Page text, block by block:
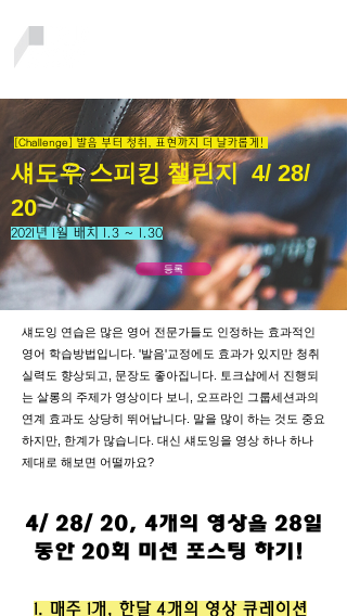
[Challenge] 발음 부터 청취, 표현까지 더 날카롭게!
섀도우 스피킹 챌린지4/ 28/
20
2021년 1월 배치 1.3 ~ 1.30
등록
섀도잉 연습은 많은 영어 전문가들도 인정하는 효과적인
영어 학습방법입니다. '발음'교정에도 효과가 있지만 청취
실력도 향상되고, 문장도 좋아집니다. 토크샵에서 진행되
는 살롱의 주제가 영상이다 보니, 오프라인 그룹세션과의
연계 효과도 상당히 뛰어납니다. 말을 많이 하는 것도 중요
하지만, 한계가 많습니다. 대신 섀도잉을 영상 하나 하나
제대로 해보면 어떨까요?
4/ 28/ 20, 4개의 영상을 28일
동안 20회 미션 포스팅 하기!
1. 매주 1개, 한달 4개의 영상 큐레이션